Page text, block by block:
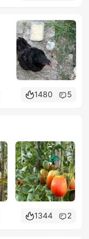
1480 5
1344 2